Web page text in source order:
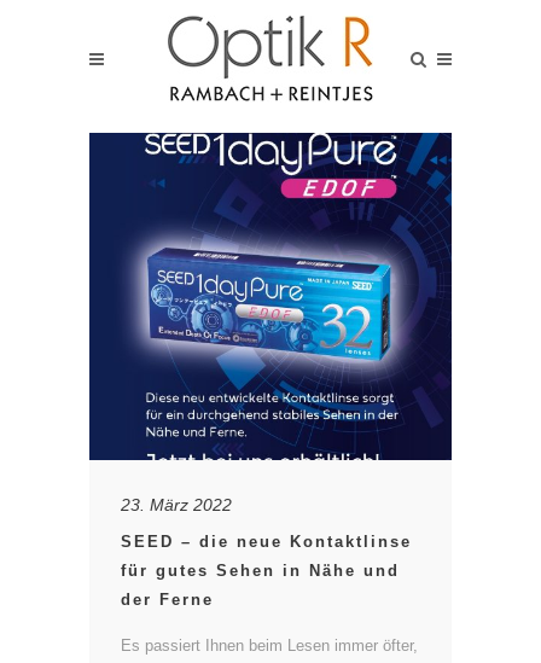
23. März 2022
SEED – die neue Kontaktlinse
für gutes Sehen in Nähe und
der Ferne
Es passiert Ihnen beim Lesen immer öfter,